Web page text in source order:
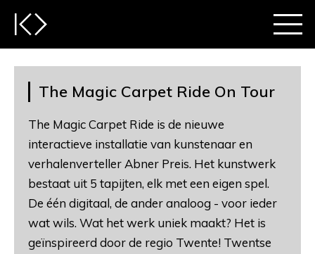
The Magic Carpet Ride On Tour
The Magic Carpet Ride is de nieuwe
interactieve installatie van kunstenaar en
verhalenverteller Abner Preis. Het kunstwerk
bestaat uit 5 tapijten, elk met een eigen spel.
De één digitaal, de ander analoog - voor ieder
wat wils. Wat het werk uniek maakt? Het is
geïnspireerd door de regio Twente! Twentse